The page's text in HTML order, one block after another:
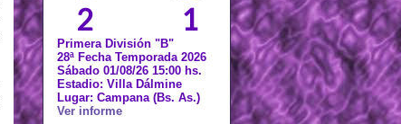
2 1
Primera División "B"
28ª Fecha Temporada 2026
Sábado 01/08/26 15:00 hs.
Estadio: Villa Dálmine
Lugar: Campana (Bs. As.)
Ver informe